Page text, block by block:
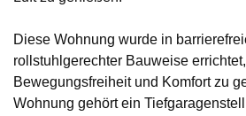
Diese Wohnung wurde in
rollstuhlgerechter Bauweise
Bewegungsfreiheit und Komfort zu
Wohnung gehört ein